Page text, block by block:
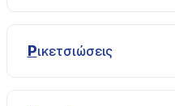
Ρικετσιώσεις